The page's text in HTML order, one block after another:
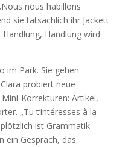
nous habillons
sie tatsächlich ihr Jackett
Handlung wird
im Park. Sie gehen
probiert neue
Artikel,
„Tu t’intéresses à la
ist Grammatik
ein Gespräch, das